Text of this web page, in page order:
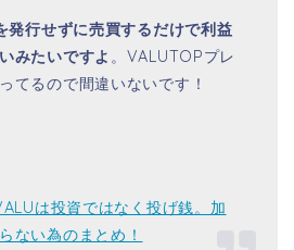
発行せずに売買するだけで利益
みたいですよ 。VALUTOPプレ
てるので間違いないです！
は投資ではなく投げ銭。加
ない為のまとめ！